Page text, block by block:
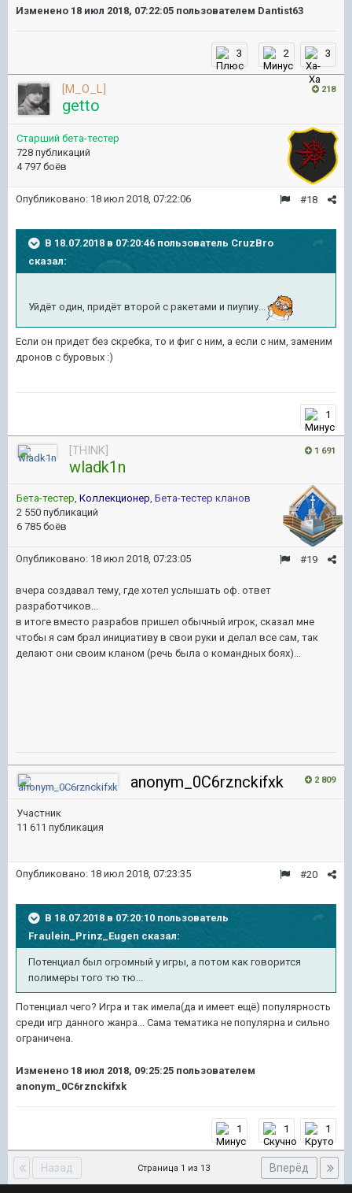
Изменено 18 июл 2018, 07:22:05 пользователем Dantist63
3 2 3
218
[M_O_L]
getto
Старший бета-тестер
728 публикаций
4 797 боёв
#18
Опубликовано: 18 июл 2018, 07:22:06
В 18.07.2018 в 07:20:46 пользователь CruzBro
сказал:
Уйдёт один, придёт второй с ракетами и пиупиу...
Если он придет без скребка, то и фиг с ним, а если с ним, заменим
дронов с буровых :)
1
1 691
[THINK]
wladk1n
Бета-тестер, Коллекционер, Бета-тестер кланов
2 550 публикаций
6 785 боёв
#19
Опубликовано: 18 июл 2018, 07:23:05
вчера создавал тему, где хотел услышать оф. ответ
разработчиков...
в итоге вместо разрабов пришел обычный игрок, сказал мне
чтобы я сам брал инициативу в свои руки и делал все сам, так
делают они своим кланом (речь была о командных боях)...
2 809
anonym_0C6rznckifxk
Участник
11 611 публикация
#20
Опубликовано: 18 июл 2018, 07:23:35
В 18.07.2018 в 07:20:10 пользователь
Fraulein_Prinz_Eugen сказал:
Потенциал был огромный у игры, а потом как говорится
полимеры того тю тю...
Потенциал чего? Игра и так имела(да и имеет ещё) популярность
среди игр данного жанра... Сама тематика не популярна и сильно
ограничена.
Изменено 18 июл 2018, 09:25:25 пользователем
anonym_0C6rznckifxk
1 1 1
Назад Вперёд
Страница 1 из 13